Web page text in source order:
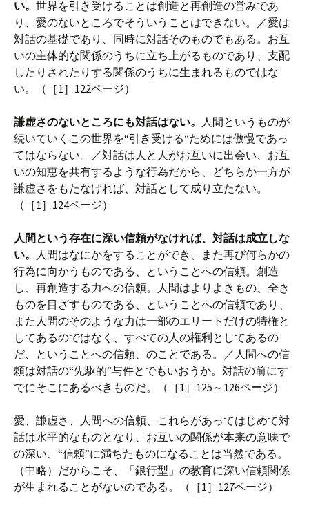
い。 世界を引き受けることは創造と再創造の営みであ
り、愛のないところでそういうことはできない。／愛は
対話の基礎であり、同時に対話そのものでもある。お互
いの主体的な関係のうちに立ち上がるものであり、支配
したりされたりする関係のうちに生まれるものではな
い。（［1］122ページ）
謙虚さのないところにも対話はない。 人間というものが
続いていくこの世界を“引き受ける”ためには傲慢であっ
てはならない。／対話は人と人がお互いに出会い、お互
いの知恵を共有するような行為だから、どちらか一方が
謙虚さをもたなければ、対話として成り立たない。
（［1］124ページ）
人間という存在に深い信頼がなければ、対話は成立しな
い。 人間はなにかをすることができ、また再び何らかの
行為に向かうものである、ということへの信頼。創造
し、再創造する力への信頼。人間はよりよきもの、全き
ものを目ざすものである、ということへの信頼であり、
また人間のそのような力は一部のエリートだけの特権と
してあるのではなく、すべての人の権利としてあるの
だ、ということへの信頼、のことである。／人間への信
頼は対話の“先駆的”与件とでもいおうか。対話の前にす
でにそこにあるべきものだ。（［1］125～126ページ）
愛、謙虚さ、人間への信頼、これらがあってはじめて対
話は水平的なものとなり、お互いの関係が本来の意味で
の深い、“信頼”に満ちたものになることは当然である。
（中略）だからこそ、「銀行型」の教育に深い信頼関係
が生まれることがないのである。（［1］127ページ）